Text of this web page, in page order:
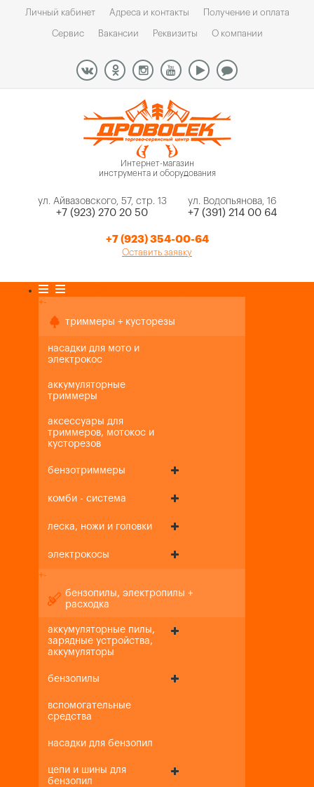
Личный кабинет Адреса и контакты Получение и оплата
Сервис Вакансии Реквизиты О компании
Интернет-магазин
инструмента и оборудования
ул. Айвазовского, 57, стр. 13
+7 (923) 270 20 50
ул. Водопьянова, 16
+7 (391) 214 00 64
+7 (923) 354-00-64
Оставить заявку
+-
триммеры + кусторезы
насадки для мото и
электрокос
аккумуляторные
триммеры
аксессуары для
триммеров, мотокос и
кусторезов
бензотриммеры
комби - система
леска, ножи и головки
электрокосы
+-
бензопилы, электропилы +
расходка
аккумуляторные пилы,
зарядные устройства,
аккумуляторы
бензопилы
вспомогательные
средства
насадки для бензопил
цепи и шины для
бензопил